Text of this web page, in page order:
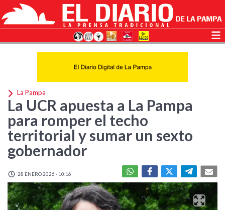
La Pampa
La UCR apuesta a La Pampa
para romper el techo
territorial y sumar un sexto
gobernador
28 ENERO 2026 - 10:16